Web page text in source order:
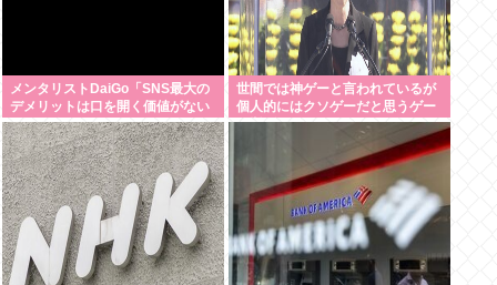
メンタリストDaiGo「SNS最大の
デメリットは口を開く価値がない
奴が発信できるようになったこ
と」
世間では神ゲーと言われているが
個人的にはクソゲーだと思うゲー
ム挙げてけwww